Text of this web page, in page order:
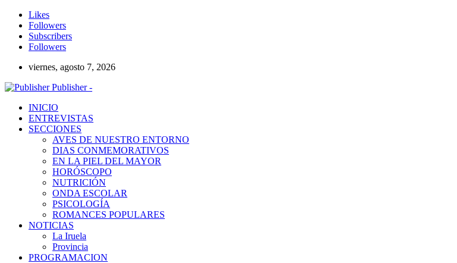
Likes
Followers
Subscribers
Followers
viernes, agosto 7, 2026
Publisher -
INICIO
ENTREVISTAS
SECCIONES
AVES DE NUESTRO ENTORNO
DIAS CONMEMORATIVOS
EN LA PIEL DEL MAYOR
HORÓSCOPO
NUTRICIÓN
ONDA ESCOLAR
PSICOLOGÍA
ROMANCES POPULARES
NOTICIAS
La Iruela
Provincia
PROGRAMACION